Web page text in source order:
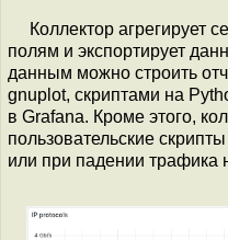
Коллектор агрегирует
полям и экспортирует
данным можно строить
gnuplot, скриптами на
в Grafana. Кроме этого,
пользовательские
или при падении трафика